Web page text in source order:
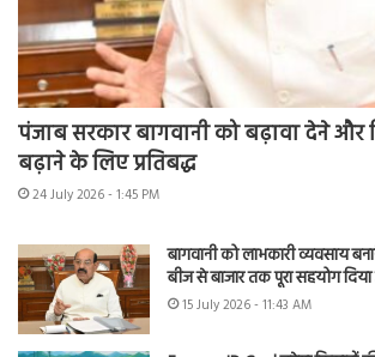
पंजाब सरकार बागवानी को बढ़ावा देने
बढ़ाने के लिए प्रतिबद्ध
24 July 2026 - 1:45 PM
बागवानी को लाभकारी व्यवसाय
बीज से बाजार तक पूरा सहयोग दिया
15 July 2026 - 11:43 AM